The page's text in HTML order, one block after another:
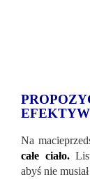
Na
całe ciało.
abyś nie